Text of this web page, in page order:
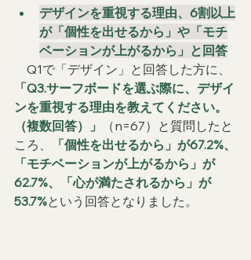
デザインを重視する理由、6割以上
が「個性を出せるから」や「モチ
ベーションが上がるから」と回答
Q1で「デザイン」と回答した方に、
「Q3.サーフボードを選ぶ際に、デザイ
ンを重視する理由を教えてください。
（複数回答）」
（n=67）と質問したと
ころ、
「個性を出せるから」が67.2%、
「モチベーションが上がるから」が
62.7%、「心が満たされるから」が
53.7%という回答となりました。